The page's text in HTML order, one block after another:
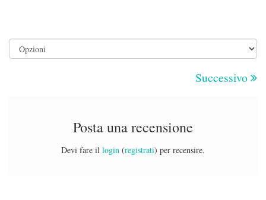
Successivo
Posta una recensione
Devi fare il login (registrati) per recensire.